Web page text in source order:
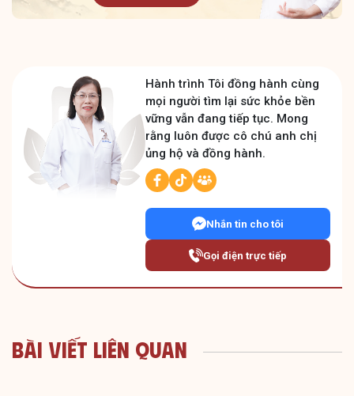
Hành trình Tôi đồng hành cùng
mọi người tìm lại sức khỏe bền
vững vẫn đang tiếp tục. Mong
rằng luôn được cô chú anh chị
ủng hộ và đồng hành.
Nhắn tin cho tôi
Gọi điện trực tiếp
Bài Viết Liên Quan